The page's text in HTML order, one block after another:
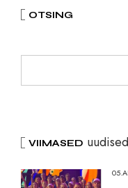
OTSING
VIIMASED uudised